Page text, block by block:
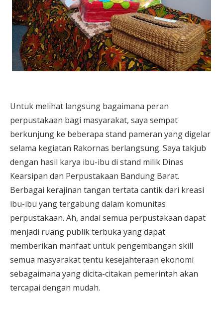
Untuk melihat langsung bagaimana peran
perpustakaan bagi masyarakat, saya sempat
berkunjung ke beberapa stand pameran yang digelar
selama kegiatan Rakornas berlangsung. Saya takjub
dengan hasil karya ibu-ibu di stand milik Dinas
Kearsipan dan Perpustakaan Bandung Barat.
Berbagai kerajinan tangan tertata cantik dari kreasi
ibu-ibu yang tergabung dalam komunitas
perpustakaan. Ah, andai semua perpustakaan dapat
menjadi ruang publik terbuka yang dapat
memberikan manfaat untuk pengembangan skill
semua masyarakat tentu kesejahteraan ekonomi
sebagaimana yang dicita-citakan pemerintah akan
tercapai dengan mudah.